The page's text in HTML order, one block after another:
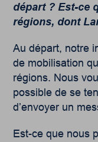
départ ? Est-ce
régions, dont
Au départ, notre
de mobilisation
régions. Nous
possible de se
d’envoyer un
Est-ce que nous